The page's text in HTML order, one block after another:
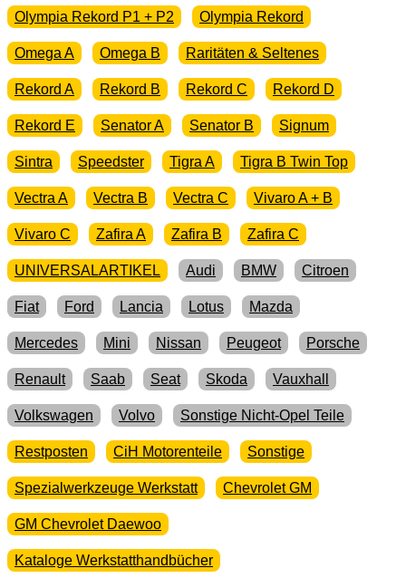
Olympia Rekord P1 + P2 Olympia Rekord
Omega A Omega B Raritäten & Seltenes
Rekord A Rekord B Rekord C Rekord D
Rekord E Senator A Senator B Signum
Sintra Speedster Tigra A Tigra B Twin Top
Vectra A Vectra B Vectra C Vivaro A + B
Vivaro C Zafira A Zafira B Zafira C
UNIVERSALARTIKEL Audi BMW Citroen
Fiat Ford Lancia Lotus Mazda
Mercedes Mini Nissan Peugeot Porsche
Renault Saab Seat Skoda Vauxhall
Volkswagen Volvo Sonstige Nicht-Opel Teile
Restposten CiH Motorenteile Sonstige
Spezialwerkzeuge Werkstatt Chevrolet GM
GM Chevrolet Daewoo
Kataloge Werkstatthandbücher